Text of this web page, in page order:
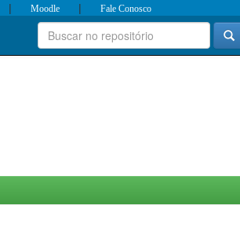
| Moodle | Fale Conosco